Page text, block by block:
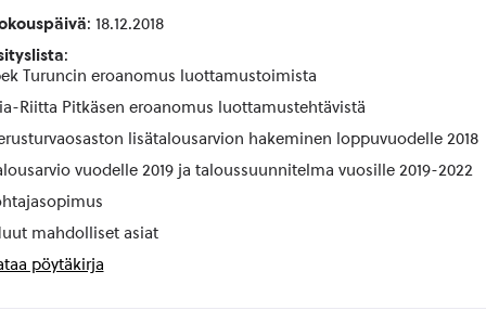
: 18.12.2018
:
Turuncin eroanomus luottamustoimista
Riitta Pitkäsen eroanomus luottamustehtävistä
lisätalousarvion hakeminen loppuvuodelle 2018
vuodelle 2019 ja taloussuunnitelma vuosille 2019-2022
mahdolliset asiat
pöytäkirja